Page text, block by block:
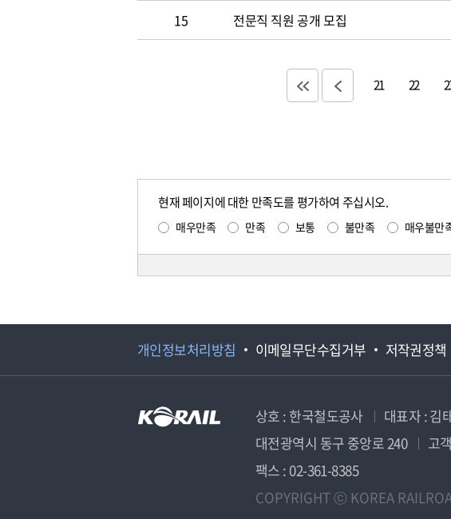
15 전문직 직원 공개 모집
21 22
현재 페이지에 대한 만족도를 평가하여 주십시오.
매우만족 만족 보통 불만족 매우불만
개인정보처리방침 이메일무단수집거부 저작권정책
상호 : 한국철도공사 대표자 : 김
대전광역시 동구 중앙로 240
고
팩스 : 02-361-8385
COPYRIGHT ⓒ KOREA